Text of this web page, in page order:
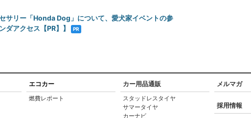
サリー「Honda Dog」について、愛犬家イベントの参
ダアクセス【PR】】
PR
エコカー
燃費レポート
カー用品通販
スタッドレスタイヤ
サマータイヤ
カーナビ
メルマガ
採用情報